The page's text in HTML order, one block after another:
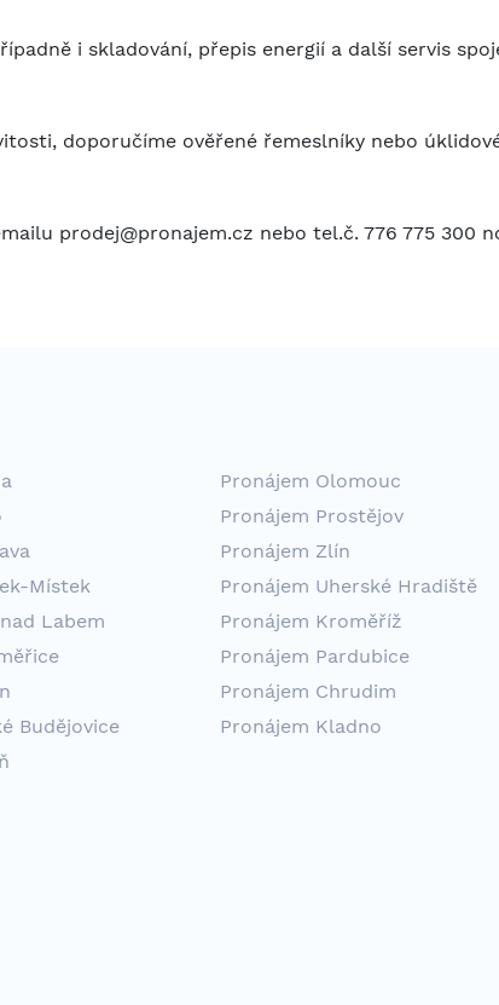
i skladování, přepis energií a další servis
doporučíme ověřené řemeslníky nebo
prodej@pronajem.cz nebo tel.č. 776 775 300
Místek
Labem
Budějovice
Pronájem Olomouc
Pronájem Prostějov
Pronájem Zlín
Pronájem Uherské Hradiště
Pronájem Kroměříž
Pronájem Pardubice
Pronájem Chrudim
Pronájem Kladno